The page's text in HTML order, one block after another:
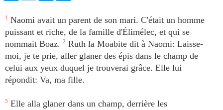
1
Naomi avait un parent de son mari. C'était un homme
puissant et riche, de la famille d'Élimélec, et qui se
nommait Boaz. 2 Ruth la Moabite dit à Naomi: Laisse-
moi, je te prie, aller glaner des épis dans le champ de
celui aux yeux duquel je trouverai grâce. Elle lui
répondit: Va, ma fille.
3 Elle alla glaner dans un champ, derrière les